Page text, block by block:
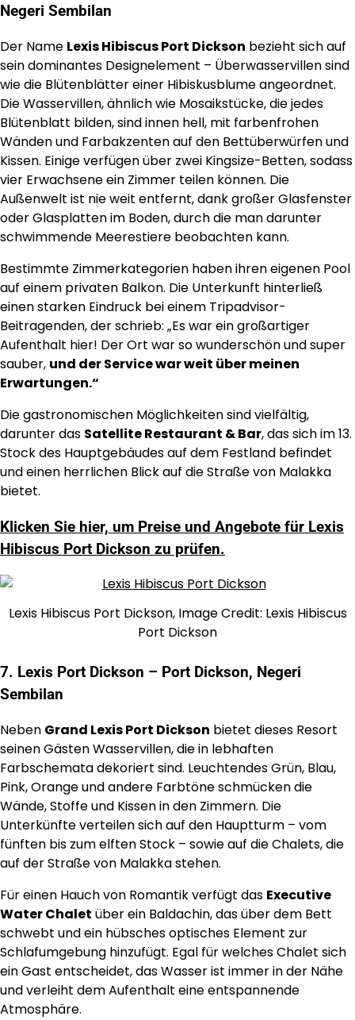
Negeri Sembilan
Der Name Lexis Hibiscus Port Dickson bezieht sich auf
sein dominantes Designelement – Überwasservillen sind
wie die Blütenblätter einer Hibiskusblume angeordnet.
Die Wasservillen, ähnlich wie Mosaikstücke, die jedes
Blütenblatt bilden, sind innen hell, mit farbenfrohen
Wänden und Farbakzenten auf den Bettüberwürfen und
Kissen. Einige verfügen über zwei Kingsize-Betten, sodass
vier Erwachsene ein Zimmer teilen können. Die
Außenwelt ist nie weit entfernt, dank großer Glasfenster
oder Glasplatten im Boden, durch die man darunter
schwimmende Meerestiere beobachten kann.
Bestimmte Zimmerkategorien haben ihren eigenen Pool
auf einem privaten Balkon. Die Unterkunft hinterließ
einen starken Eindruck bei einem Tripadvisor-
Beitragenden, der schrieb: „Es war ein großartiger
Aufenthalt hier! Der Ort war so wunderschön und super
sauber, und der Service war weit über meinen
Erwartungen.“
Die gastronomischen Möglichkeiten sind vielfältig,
darunter das Satellite Restaurant & Bar, das sich im 13.
Stock des Hauptgebäudes auf dem Festland befindet
und einen herrlichen Blick auf die Straße von Malakka
bietet.
Klicken Sie hier, um Preise und Angebote für Lexis
Hibiscus Port Dickson zu prüfen.
Lexis Hibiscus Port Dickson, Image Credit: Lexis Hibiscus
Port Dickson
7. Lexis Port Dickson – Port Dickson, Negeri
Sembilan
Neben Grand Lexis Port Dickson bietet dieses Resort
seinen Gästen Wasservillen, die in lebhaften
Farbschemata dekoriert sind. Leuchtendes Grün, Blau,
Pink, Orange und andere Farbtöne schmücken die
Wände, Stoffe und Kissen in den Zimmern. Die
Unterkünfte verteilen sich auf den Hauptturm – vom
fünften bis zum elften Stock – sowie auf die Chalets, die
auf der Straße von Malakka stehen.
Für einen Hauch von Romantik verfügt das Executive
Water Chalet über ein Baldachin, das über dem Bett
schwebt und ein hübsches optisches Element zur
Schlafumgebung hinzufügt. Egal für welches Chalet sich
ein Gast entscheidet, das Wasser ist immer in der Nähe
und verleiht dem Aufenthalt eine entspannende
Atmosphäre.